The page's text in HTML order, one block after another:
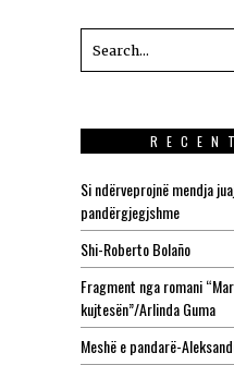
Si ndërveprojnë mendja
pandërgjegjshme
Shi-Roberto Bolaño
Fragment nga romani
kujtesën”/Arlinda Guma
Meshë e pandarë-